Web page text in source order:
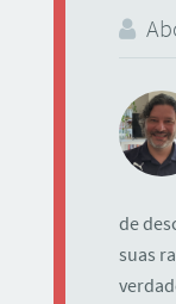
de
suas